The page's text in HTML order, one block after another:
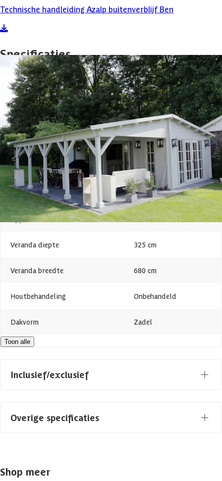
Technische handleiding Azalp buitenverblijf Ben
Specificaties
Belangrijke specificaties
Merk Azalp
Breedte 700 cm
Lengte 700 cm
Hoogte 325 cm
Oppervlakte 46 m2
Veranda diepte 325 cm
Veranda breedte 680 cm
Houtbehandeling Onbehandeld
Dakvorm Zadel
Levertijd
Maatwerk mogelijk
Houtsoort
Azalp artikelcode
Toon alle
Inclusief/exclusief
Overige specificaties
Gespiegeld te monteren
Shop meer